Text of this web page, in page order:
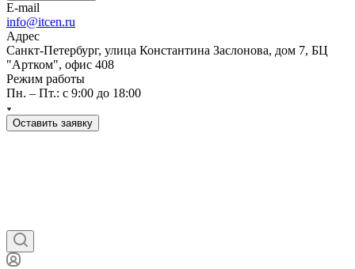
E-mail
info@itcen.ru
Адрес
Санкт-Петербург, улица Константина Заслонова, дом 7, БЦ
"Артком", офис 408
Режим работы
Пн. – Пт.: с 9:00 до 18:00
Оставить заявку